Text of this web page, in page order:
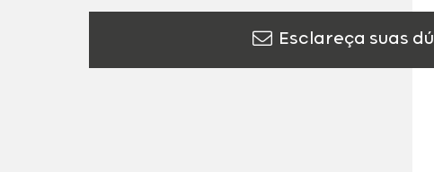
Esclareça suas